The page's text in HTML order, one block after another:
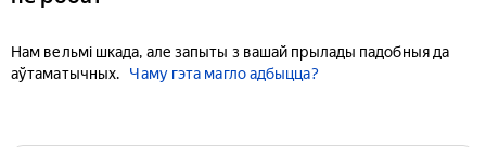
Нам вельмі шкада, але запыты з вашай прылады падобныя да
аўтаматычных.
Чаму гэта магло адбыцца?